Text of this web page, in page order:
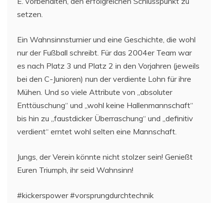
setzen.
Ein Wahnsinnsturnier und eine Geschichte, die wohl
nur der Fußball schreibt. Für das 2004er Team war
es nach Platz 3 und Platz 2 in den Vorjahren (jeweils
bei den C-Junioren) nun der verdiente Lohn für ihre
Mühen. Und so viele Attribute von „absoluter
Enttäuschung“ und „wohl keine Hallenmannschaft“
bis hin zu „faustdicker Überraschung“ und „definitiv
verdient“ erntet wohl selten eine Mannschaft.
Jungs, der Verein könnte nicht stolzer sein! Genießt
Euren Triumph, ihr seid Wahnsinn!
#kickerspower #vorsprungdurchtechnik